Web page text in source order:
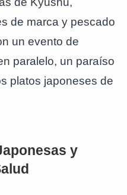
de marca y pescado
un evento de
paralelo, un paraíso
platos japoneses de
y